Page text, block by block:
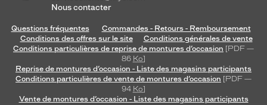
Nous contacter
Questions fréquentes
Commandes - Retours - Remboursement
Conditions des offres sur le site
Conditions générales de vente
Conditions particulières de reprise de montures d’occasion [PDF —
86 Ko]
Reprise de montures d’occasion - Liste des magasins participants
Conditions particulières de vente de montures d’occasion [PDF —
94 Ko]
Vente de montures d’occasion - Liste des magasins participants